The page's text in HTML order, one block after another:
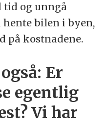
tid og unngå
bilen i byen,
på kostnadene.
Er
egentlig
Vi har